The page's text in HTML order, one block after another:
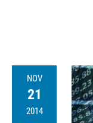
NOV
21
2014